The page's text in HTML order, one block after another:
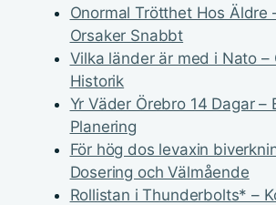
Onormal Trötthet Hos Äldre
Orsaker Snabbt
Vilka länder är med i Nato –
Historik
Yr Väder Örebro 14 Dagar –
Planering
För hög dos levaxin
Dosering och Välmående
Rollistan i Thunderbolts* –